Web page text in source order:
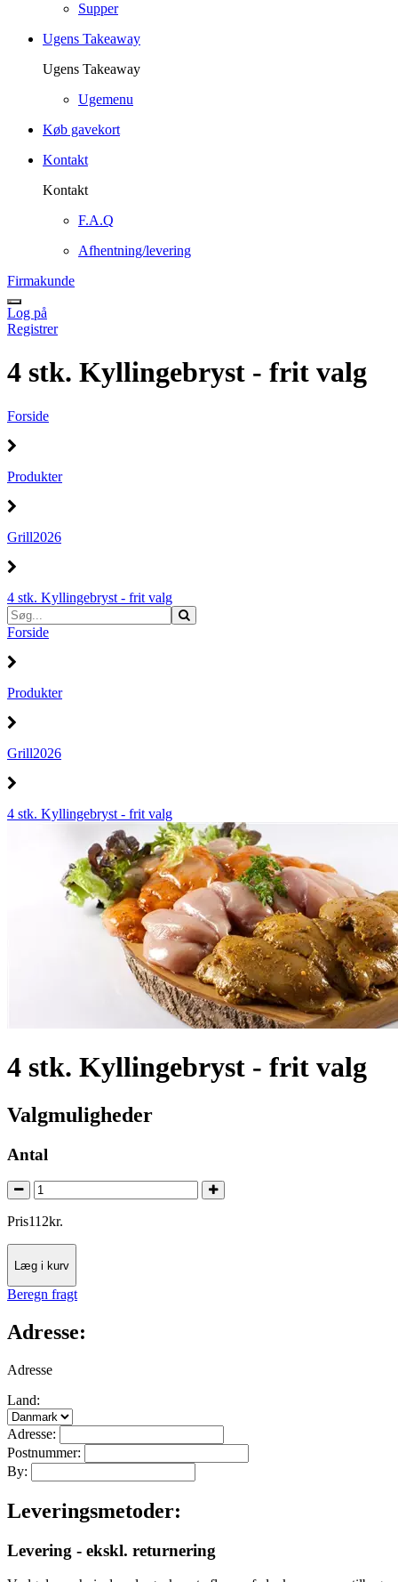
Supper
Ugens Takeaway
Ugens Takeaway
Ugemenu
Køb gavekort
Kontakt
Kontakt
F.A.Q
Afhentning/levering
Firmakunde
Log på
Registrer
4 stk. Kyllingebryst - frit valg
Forside
Produkter
Grill2026
4 stk. Kyllingebryst - frit valg
Forside
Produkter
Grill2026
4 stk. Kyllingebryst - frit valg
4 stk. Kyllingebryst - frit valg
Valgmuligheder
Antal
Pris112kr.
Læg i kurv
Beregn fragt
Adresse:
Adresse
Land:
Adresse:
Postnummer:
By:
Leveringsmetoder:
Levering - ekskl. returnering